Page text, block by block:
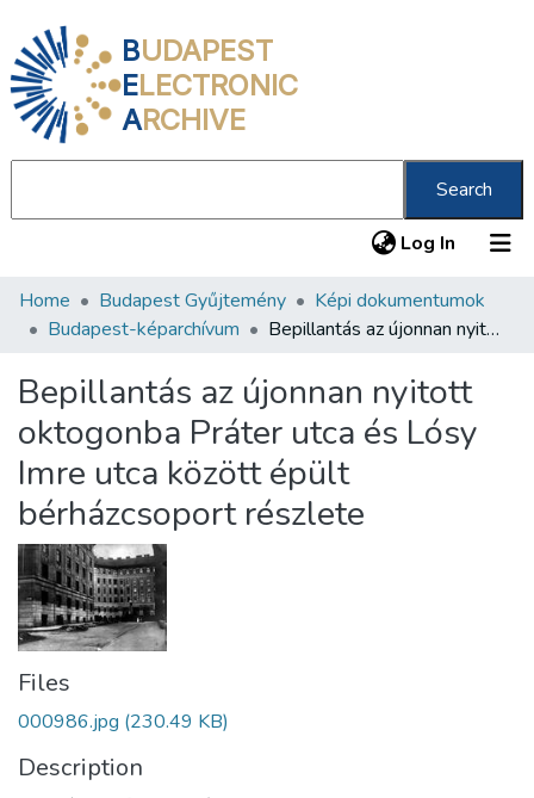
BUDAPEST
ELECTRONIC
ARCHIVE
Search
Log In (current)
Communities & Collections
Statistics
About us
Home Budapest Gyűjtemény
Képi dokumentumok
Budapest-képarchívum
Bepillantás az újonnan nyitott oktogonba Práter utca és Lósy Imre utca között épült bérházcsoport részlete
Bepillantás az újonnan nyitott
oktogonba Práter utca és Lósy
Imre utca között épült
bérházcsoport részlete
Files
000986.jpg (230.49 KB)
Description